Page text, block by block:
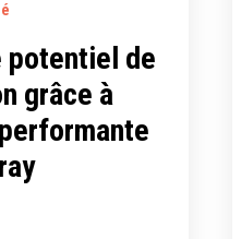
potentiel de
grâce à